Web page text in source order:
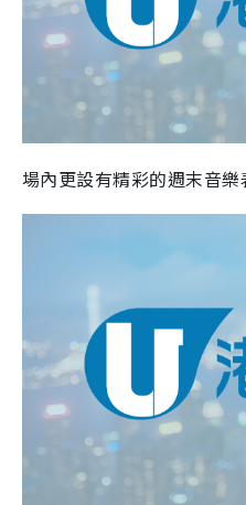
場內更設有精彩的週末音